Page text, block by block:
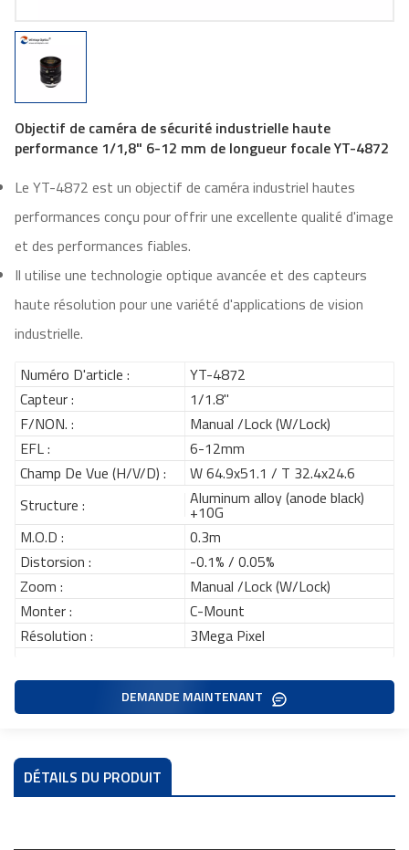
Objectif de caméra de sécurité industrielle haute
performance 1/1,8" 6-12 mm de longueur focale YT-4872
Le YT-4872 est un objectif de caméra industriel hautes
performances conçu pour offrir une excellente qualité d'image
et des performances fiables.
Il utilise une technologie optique avancée et des capteurs
haute résolution pour une variété d'applications de vision
industrielle.
Numéro D'article :
YT-4872
Capteur :
1/1.8"
F/NON. :
Manual /Lock (W/Lock)
EFL :
6-12mm
Champ De Vue (H/V/D) :
W 64.9x51.1 / T 32.4x24.6
Structure :
Aluminum alloy (anode black)
+10G
M.O.D :
0.3m
Distorsion :
-0.1% / 0.05%
Zoom :
Manual /Lock (W/Lock)
Monter :
C-Mount
Résolution :
3Mega Pixel
DEMANDE MAINTENANT
DÉTAILS DU PRODUIT